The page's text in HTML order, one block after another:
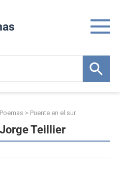
> Puente en el sur
Teillier